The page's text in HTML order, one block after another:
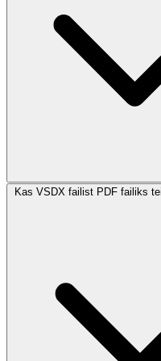
Kas VSDX failist PDF failiks